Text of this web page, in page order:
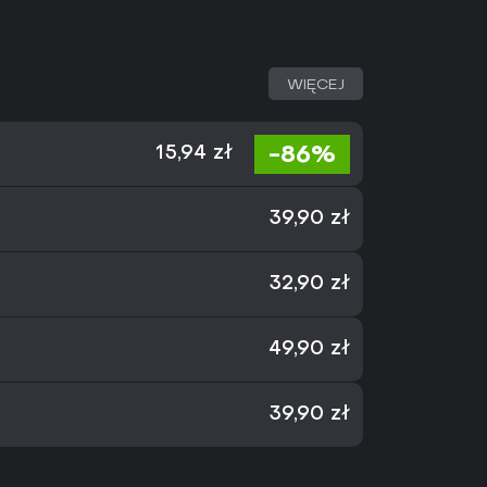
WIĘCEJ
15,94 zł -86%
39,90 zł
32,90 zł
49,90 zł
39,90 zł